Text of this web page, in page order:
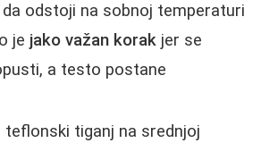
odstoji na sobnoj temperaturi
je jako važan korak jer se
a testo postane
tiganj na srednjoj